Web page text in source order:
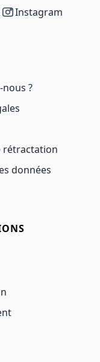
Instagram
?
rétractation
données